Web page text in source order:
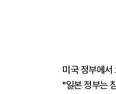
미국 정부에서
"일본 정부는